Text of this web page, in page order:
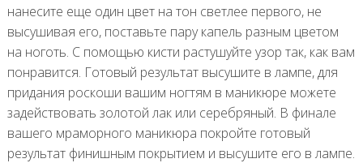
нанесите еще один цвет на тон светлее первого, не
высушивая его, поставьте пару капель разным цветом
на ноготь. С помощью кисти растушуйте узор так, как вам
понравится. Готовый результат высушите в лампе, для
придания роскоши вашим ногтям в маникюре можете
задействовать золотой лак или серебряный. В финале
вашего мраморного маникюра покройте готовый
результат финишным покрытием и высушите его в лампе.